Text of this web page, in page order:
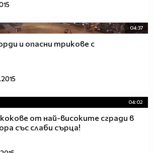
04:37
и опасни трикове с
04:02
от най-високите сгради в
със слаби сърца!